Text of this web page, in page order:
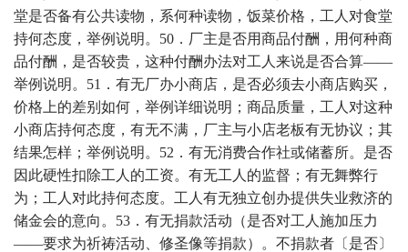
堂是否备有公共读物，系何种读物，饭菜价格，工人对食堂
持何态度，举例说明。 50 ．厂主是否用商品付酬，用何种商
品付酬，是否较贵，这种付酬办法对工人来说是否合算——
举例说明。 51 ．有无厂办小商店，是否必须去小商店购买，
价格上的差别如何，举例详细说明；商品质量，工人对这种
小商店持何态度，有无不满，厂主与小店老板有无协议；其
结果怎样；举例说明。 52 ．有无消费合作社或储蓄所。是否
因此硬性扣除工人的工资。有无工人的监督；有无舞弊行
为；工人对此持何态度。工人有无独立创办提供失业救济的
储金会的意向。 53 ．有无捐款活动（是否对工人施加压力
——要求为祈祷活动、修圣像等捐款）。不捐款者〔是否〕